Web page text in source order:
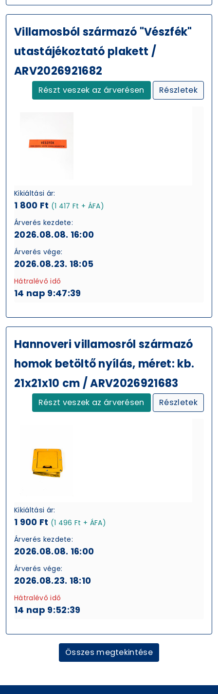
Villamosból származó "Vészfék"
utastájékoztató plakett /
ARV2026921682
Részt veszek az árverésen Részletek
Kikiáltási ár:
1 800 Ft (1 417 Ft + ÁFA)
Árverés kezdete:
2026.08.08. 16:00
Árverés vége:
2026.08.23. 18:05
Hátralévő idő
14 nap 9:47:38
Hannoveri villamosról származó
homok betöltő nyílás, méret: kb.
21x21x10 cm / ARV2026921683
Részt veszek az árverésen Részletek
Kikiáltási ár:
1 900 Ft (1 496 Ft + ÁFA)
Árverés kezdete:
2026.08.08. 16:00
Árverés vége:
2026.08.23. 18:10
Hátralévő idő
14 nap 9:52:38
Összes megtekintése